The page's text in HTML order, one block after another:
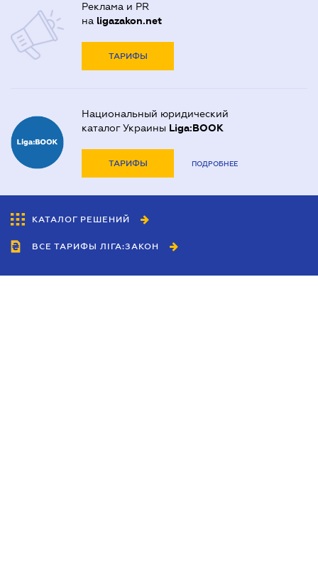
Реклама и PR
на ligazakon.net
ТАРИФЫ
Национальный юридический
каталог Украины Liga:BOOK
ТАРИФЫ ПОДРОБНЕЕ
КАТАЛОГ РЕШЕНИЙ
ВСЕ ТАРИФЫ ЛІГА:ЗАКОН